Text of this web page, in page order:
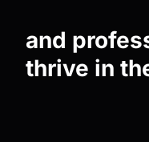
and
thrive in